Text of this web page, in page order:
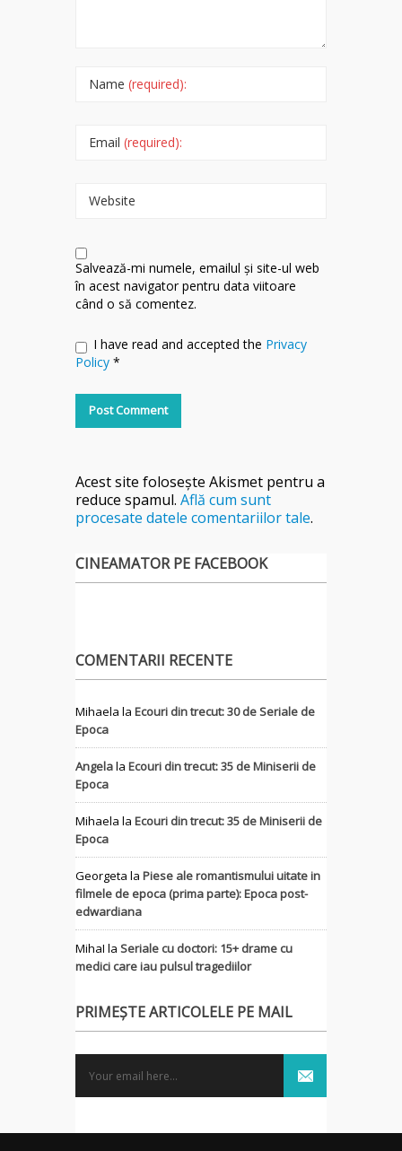
Name (required):
Email (required):
Website
Salvează-mi numele, emailul și site-ul web
în acest navigator pentru data viitoare
când o să comentez.
I have read and accepted the Privacy
Policy *
Acest site folosește Akismet pentru a
reduce spamul. Află cum sunt
procesate datele comentariilor tale.
CINEAMATOR PE FACEBOOK
COMENTARII RECENTE
Mihaela la Ecouri din trecut: 30 de Seriale de
Epoca
Angelala Ecouri din trecut: 35 de Miniserii de
Epoca
Mihaela la Ecouri din trecut: 35 de Miniserii de
Epoca
Georgeta la Piese ale romantismului uitate in
filmele de epoca (prima parte): Epoca post-
edwardiana
MihaI la Seriale cu doctori: 15+ drame cu
medici care iau pulsul tragediilor
PRIMEȘTE ARTICOLELE PE MAIL